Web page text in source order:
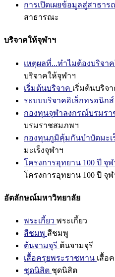
การเปิดเผยข้อมูลสู่สาธาร
สาธารณะ
บริจาคให้จุฬาฯ
เหตุผลที่...ทำไมต้องบริจา
บริจาคให้จุฬาฯ
เริ่มต้นบริจาค เริ่มต้นบริจ
ระบบบริจาคอิเล็กทรอนิกส์
กองทุนจุฬาลงกรณ์บรมร
บรมราชสมภพฯ
กองทุนภูมิคุ้มกันบำบัดมะเ
มะเร็งจุฬาฯ
โครงการอุทยาน 100 ปี จุ
โครงการอุทยาน 100 ปี จุ
อัตลักษณ์มหาวิทยาลัย
พระเกี้ยว พระเกี้ยว
สีชมพู สีชมพู
ต้นจามจุรี ต้นจามจุรี
เสื้อครุยพระราชทาน เสื้อ
ชุดนิสิต ชุดนิสิต